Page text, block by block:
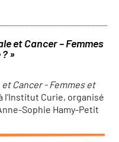
et Cancer – Femmes
»
Cancer - Femmes et
l’Institut Curie, organisé
Sophie Hamy-Petit